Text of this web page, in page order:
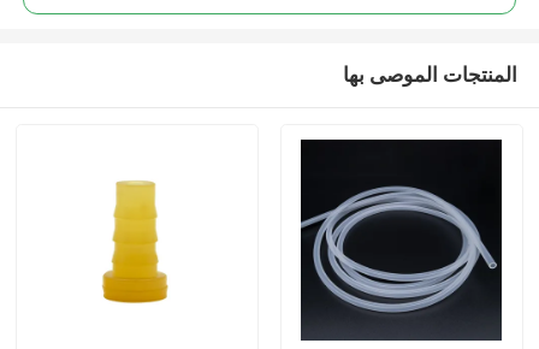
المنتجات الموصى بها